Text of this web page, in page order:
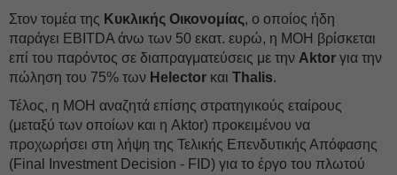
Στον τομέα της Κυκλικής Οικονομίας, ο οποίος ήδη
παράγει EBITDA άνω των 50 εκατ. ευρώ, η MOH βρίσκεται
επί του παρόντος σε διαπραγματεύσεις με την Aktor για την
πώληση του 75% των Helector και Thalis.
Τέλος, η MOH αναζητά επίσης στρατηγικούς εταίρους
(μεταξύ των οποίων και η Aktor) προκειμένου να
προχωρήσει στη λήψη της Τελικής Επενδυτικής Απόφασης
(Final Investment Decision - FID) για το έργο του πλωτού